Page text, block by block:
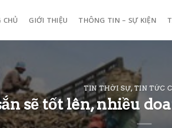
CHỦ GIỚI THIỆU THÔNG TIN – SỰ KIỆN
TIN THỜI SỰ, TIN TỨC
sẽ tốt lên, nhiều